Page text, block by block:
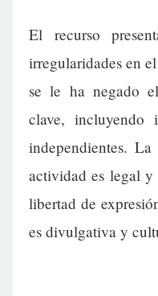
El recurso
irregularidades en
se le ha negado
clave, incluyendo
independientes.
actividad es legal
libertad de
es divulgativa y